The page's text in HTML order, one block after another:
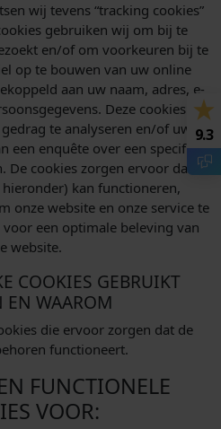
wij tevens “tracking cookies”
gebruiken wij om bij te
en/of om voorkeuren bij te
op te bouwen van uw online
aan uw naam, adres, e-
Deze cookies
te analyseren en/of uw
een enquête over een specifiek
cookies zorgen ervoor dat
kan functioneren,
onze website en onze service te
een optimale beleving van
website.
COOKIES GEBRUIKT
EN WAAROM
die ervoor zorgen dat de
functioneert.
FUNCTIONELE
VOOR:
9.3